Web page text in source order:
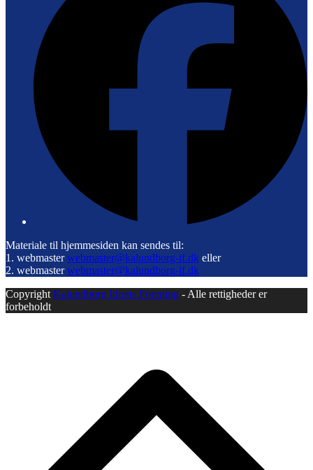
Materiale til hjemmesiden kan sendes til:
1. webmasterwebmaster@kalundborg-if.dk eller
2. webmasterwebmaster@kalundborg-if.dk
Copyright Kalundborg Idræts Forening - Alle rettigheder er
forbeholdt